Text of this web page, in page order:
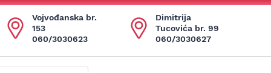
Vojvođanska br.
153
060/3030623
Dimitrija
Tucovića br. 99
060/3030627